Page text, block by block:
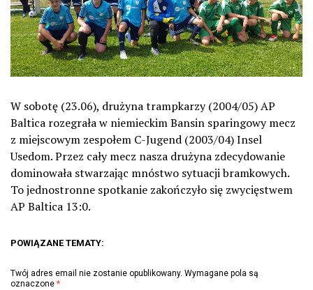
W sobotę (23.06), drużyna trampkarzy (2004/05) AP
Baltica rozegrała w niemieckim Bansin sparingowy mecz
z miejscowym zespołem C-Jugend (2003/04) Insel
Usedom. Przez cały mecz nasza drużyna zdecydowanie
dominowała stwarzając mnóstwo sytuacji bramkowych.
To jednostronne spotkanie zakończyło się zwycięstwem
AP Baltica 13:0.
POWIĄZANE TEMATY:
Twój adres email nie zostanie opublikowany. Wymagane pola są
oznaczone *